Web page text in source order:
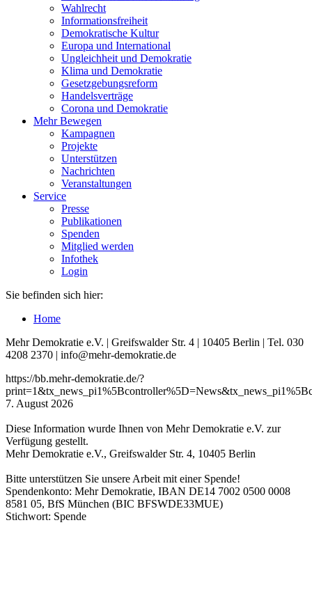
Wahlrecht
Informationsfreiheit
Demokratische Kultur
Europa und International
Ungleichheit und Demokratie
Klima und Demokratie
Gesetzgebungsreform
Handelsverträge
Corona und Demokratie
Mehr Bewegen
Kampagnen
Projekte
Unterstützen
Nachrichten
Veranstaltungen
Service
Presse
Publikationen
Spenden
Mitglied werden
Infothek
Login
Sie befinden sich hier:
Home
Mehr Demokratie e.V. | Greifswalder Str. 4 | 10405 Berlin | Tel. 030
4208 2370 | info@mehr-demokratie.de
https://bb.mehr-demokratie.de/?
7. August 2026
Diese Information wurde Ihnen von Mehr Demokratie e.V. zur
Verfügung gestellt.
Mehr Demokratie e.V., Greifswalder Str. 4, 10405 Berlin
Bitte unterstützen Sie unsere Arbeit mit einer Spende!
Spendenkonto: Mehr Demokratie, IBAN DE14 7002 0500 0008
8581 05, BfS München (BIC BFSWDE33MUE)
Stichwort: Spende